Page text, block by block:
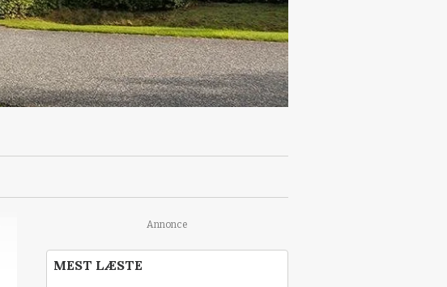
Annonce
MEST LÆSTE